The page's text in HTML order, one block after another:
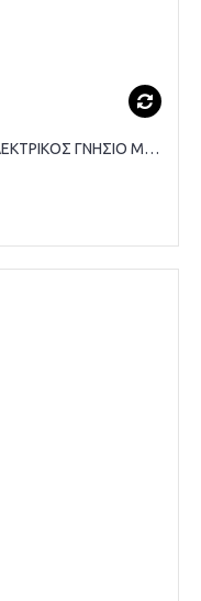
KIA CEED 07-10 ΦΑΝΟΣ ΕΜΠΡΟΣ ΗΛΕΚΤΡΙΚΟΣ ΓΝΗΣΙΟ ΜΑΥΡΟ - ΣΥΝΟΔΗΓΟΥ